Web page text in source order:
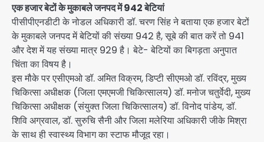
एक हजार बेटों के मुकाबले जनपद में 942 बेटियां
पीसीपीएनडीटी के नोडल अधिकारी डॉ. चरण सिंह ने बताया एक हजार बेटों
के मुकाबले जनपद में बेटियों की संख्या 942 है, सूबे की बात करें तो 941
और देश में यह संख्या मात्र 929 है। बेटे- बेटियों का बिगड़ता अनुपात
चिंता का विषय है।
इस मौके पर एसीएमओ डॉ. अमित विक्रम, डिप्टी सीएमओ डॉ. रविंद्र, मुख्य
चिकित्सा अधीक्षक (जिला एमएमजी चिकित्सालय) डॉ. मनोज चतुर्वेदी, मुख्य
चिकित्सा अधीक्षक (संयुक्त जिला चिकित्सालय) डॉ. विनोद पांडेय, डॉ.
शिवि अग्रवाल, डॉ. सुरुचि सैनी और जिला मलेरिया अधिकारी जीके मिश्रा
के साथ ही स्वास्थ्य विभाग का स्टाफ मौजूद रहा।